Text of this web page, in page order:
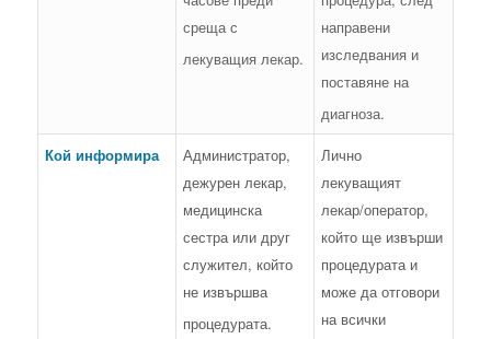
среща с
лекуващия лекар.
направени
изследвания и
поставяне на
диагноза.
Кой информира
Администратор,
дежурен лекар,
медицинска
сестра или друг
служител, който
не извършва
процедурата.
Лично
лекуващият
лекар/оператор,
който ще извърши
процедурата и
може да отговори
на всички